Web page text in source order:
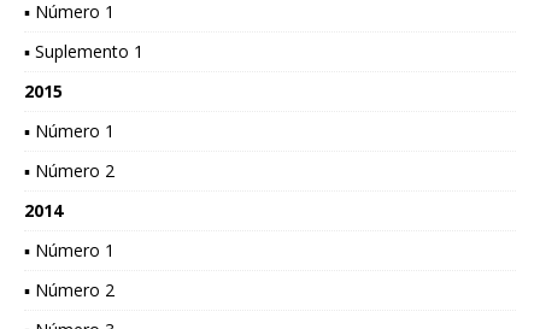
▪ Número 1
▪ Suplemento 1
2015
▪ Número 1
▪ Número 2
2014
▪ Número 1
▪ Número 2